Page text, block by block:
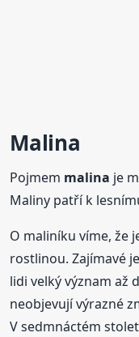
Malina
Pojmem malina je
Maliny patří k
O maliníku víme, že
rostlinou. Zajímavé
lidi velký význam až
neobjevují výrazné
V sedmnáctém